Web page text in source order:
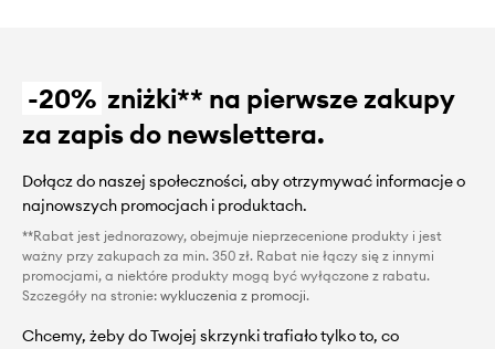
-20% zniżki** na pierwsze zakupy
za zapis do newslettera.
Dołącz do naszej społeczności, aby otrzymywać informacje o
najnowszych promocjach i produktach.
**Rabat jest jednorazowy, obejmuje nieprzecenione produkty i jest
ważny przy zakupach za min. 350 zł. Rabat nie łączy się z innymi
promocjami, a niektóre produkty mogą być wyłączone z rabatu.
Szczegóły na stronie: wykluczenia z promocji.
Chcemy, żeby do Twojej skrzynki trafiało tylko to, co